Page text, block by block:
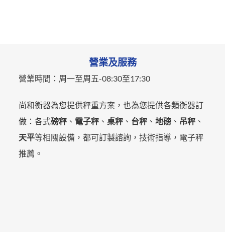
營業及服務
營業時間： 周一至周五-08:30至17:30
尚和衡器為您提供秤重方案，也為您提供各類衡器訂
做：各式磅秤 、 電子秤 、桌秤 、 台秤 、地磅 、 吊秤 、
天平等相關設備，都可訂製諮詢，技術指導，電子秤
推薦。